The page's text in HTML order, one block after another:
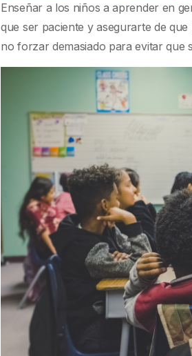
Enseñar a los niños a aprender en
que ser paciente y asegurarte de
no forzar demasiado para evitar que